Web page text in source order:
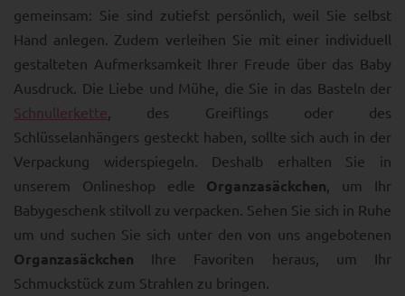
gemeinsam: Sie sind zutiefst persönlich, weil Sie selbst
Hand anlegen. Zudem verleihen Sie mit einer individuell
gestalteten Aufmerksamkeit Ihrer Freude über das Baby
Ausdruck. Die Liebe und Mühe, die Sie in das Basteln der
Schnullerkette , des Greiflings oder des
Schlüsselanhängers gesteckt haben, sollte sich auch in der
Verpackung widerspiegeln. Deshalb erhalten Sie in
unserem Onlineshop edle Organzasäckchen , um Ihr
Babygeschenk stilvoll zu verpacken. Sehen Sie sich in Ruhe
um und suchen Sie sich unter den von uns angebotenen
Organzasäckchen Ihre Favoriten heraus, um Ihr
Schmuckstück zum Strahlen zu bringen.